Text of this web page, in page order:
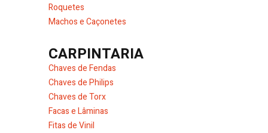
Roquetes
Machos e Caçonetes
CARPINTARIA
Chaves de Fendas
Chaves de Philips
Chaves de Torx
Facas e Lâminas
Fitas de Vinil